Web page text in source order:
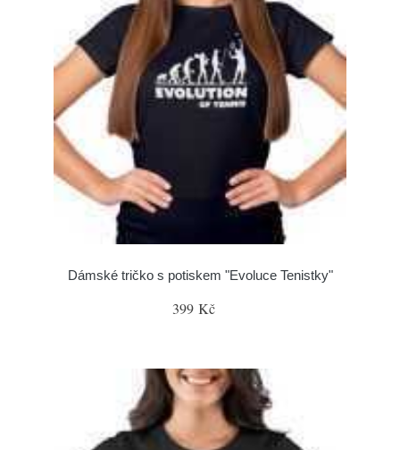
Dámské tričko s potiskem "Evoluce Tenistky"
399 Kč